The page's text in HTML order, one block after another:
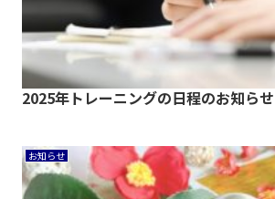
2025年トレーニングの日程のお知らせ
お知らせ